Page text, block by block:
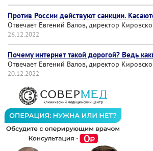
Против России действуют санкции.
Отвечает Евгений Валов, директор
26.12.2022
Почему интернет такой дорогой? Ведь
Отвечает Евгений Валов, директор
20.12.2022